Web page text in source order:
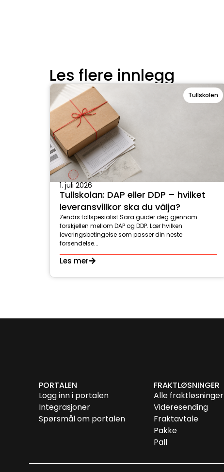
Les flere innlegg
Tullskolen
1. juli 2026
Tullskolan: DAP eller DDP – hvilket
leveransvillkor ska du välja?
Zendrs tollspesialist Sara guider deg gjennom
forskjellen mellom DAP og DDP. Lær hvilken
leveringsbetingelse som passer din neste
forsendelse...
Les mer
PORTALEN
Logg inn i portalen
Integrasjoner
Spørsmål om portalen
FRAKTLØSNINGER
Alle fraktløsninger
Videresending
Fraktavtale
Pakke
Pall